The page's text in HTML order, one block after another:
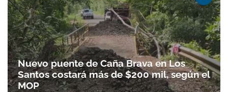
Nuevo puente de Caña Brava en Los
Santos costará más de $200 mil, según el
MOP